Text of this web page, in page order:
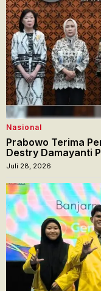
Nasional
Prabowo Terima
Destry Damayanti
Juli 28, 2026